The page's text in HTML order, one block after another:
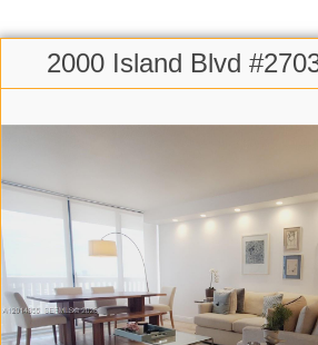
2000 Island Blvd